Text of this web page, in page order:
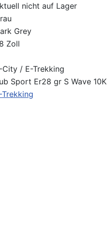
nicht auf Lager
Grey
Zoll
City / E-Trekking
Sport Er28 gr S Wave 10K
Trekking